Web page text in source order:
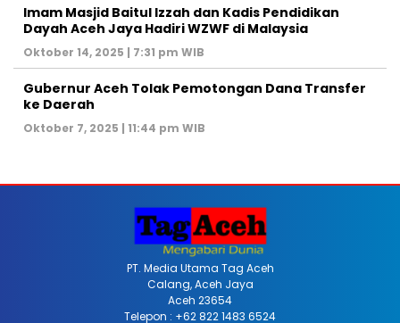
Imam Masjid Baitul Izzah dan Kadis Pendidikan
Dayah Aceh Jaya Hadiri WZWF di Malaysia
Oktober 14, 2025 | 7:31 pm WIB
Gubernur Aceh Tolak Pemotongan Dana Transfer
ke Daerah
Oktober 7, 2025 | 11:44 pm WIB
PT. Media Utama Tag Aceh
Calang, Aceh Jaya
Aceh 23654
Telepon : +62 822 1483 6524